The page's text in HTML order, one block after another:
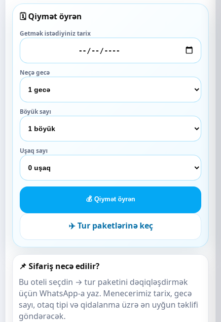
🗓️ Qiymət öyrən
Getmək istədiyiniz tarix
Neçə gecə
Böyük sayı
Uşaq sayı
💰 Qiymət öyrən
✈️ Tur paketlərinə keç
📌 Sifariş necə edilir?
Bu oteli seçdin → tur paketini dəqiqləşdirmək
üçün WhatsApp-a yaz. Menecerimiz tarix, gecə
sayı, otaq tipi və qidalanma üzrə ən uyğun təklifi
göndərəcək.